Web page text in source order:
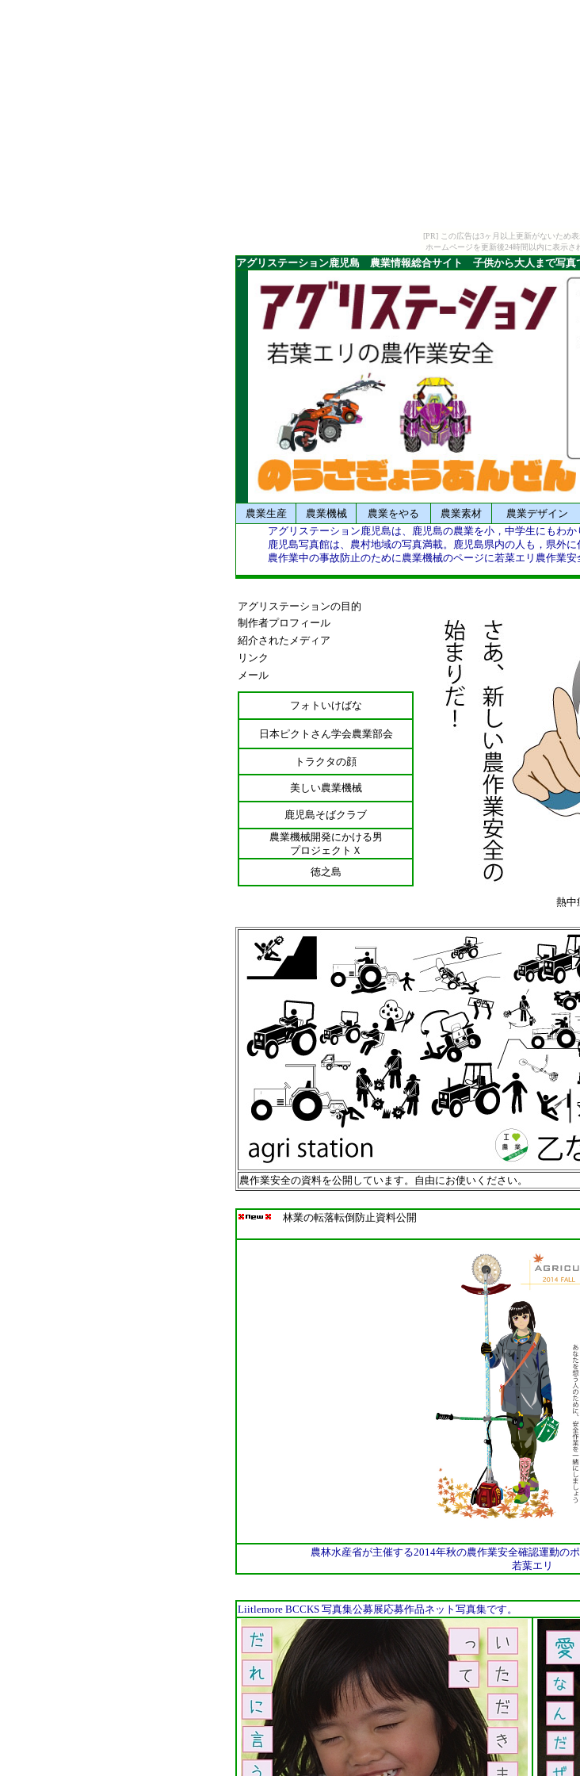
[PR] この広告は3ヶ月以上更新がないため表
ホームページを更新後24時間以内に表示さ
アグリステーション鹿児島 農業情報総合サイト 子供から大人まで写真
農業生産 農業機械 農業をやる 農業素材 農業デザイン
アグリステーション鹿児島は、鹿児島の農業を小，中学生にもわか
鹿児島写真館は、農村地域の写真満載。鹿児島県内の人も，県外に
農作業中の事故防止のために農業機械のページに若菜エリ農作業安
アグリステーションの目的
制作者プロフィール
紹介されたメディア
リンク
メール
フォトいけばな
日本ピクトさん学会農業部会
トラクタの顔
美しい農業機械
鹿児島そばクラブ
農業機械開発にかける男
プロジェクトＸ
徳之島
熱中
農作業安全の資料を公開しています。自由にお使いください。
林業の転落転倒防止資料公開
農林水産省が主催する2014年秋の農作業安全確認運動の
若葉エリ
Liitlemore BCCKS 写真集公募展応募作品ネット写真集です。